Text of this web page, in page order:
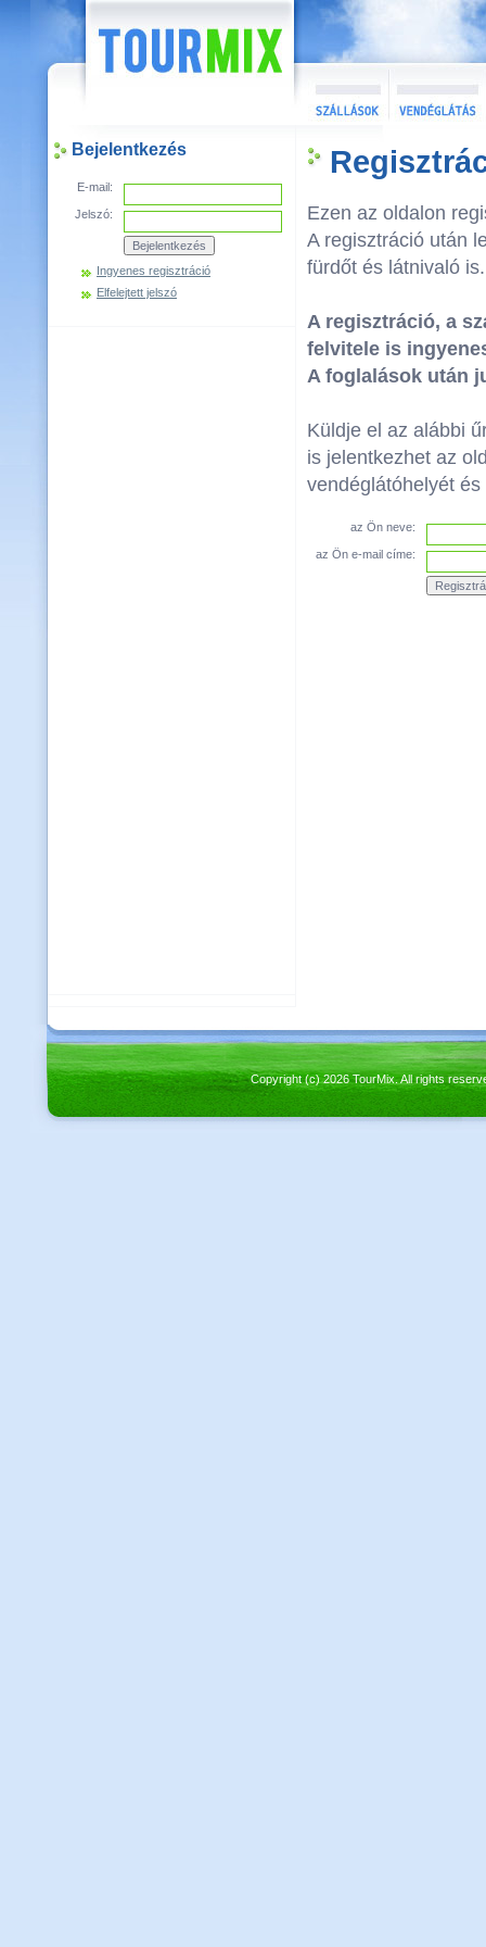
Bejelentkezés
E-mail:
Jelszó:
Ingyenes regisztráció
Elfelejtett jelszó
Ezen az oldalon
A regisztráció után
fürdőt és látnivaló is.
A regisztráció, a
felvitele is
A foglalások után
Küldje el az alábbi
is jelentkezhet az
vendéglátóhelyét
az Ön neve:
az Ön e-mail címe:
Copyright (c) 2026 TourMix. All rights